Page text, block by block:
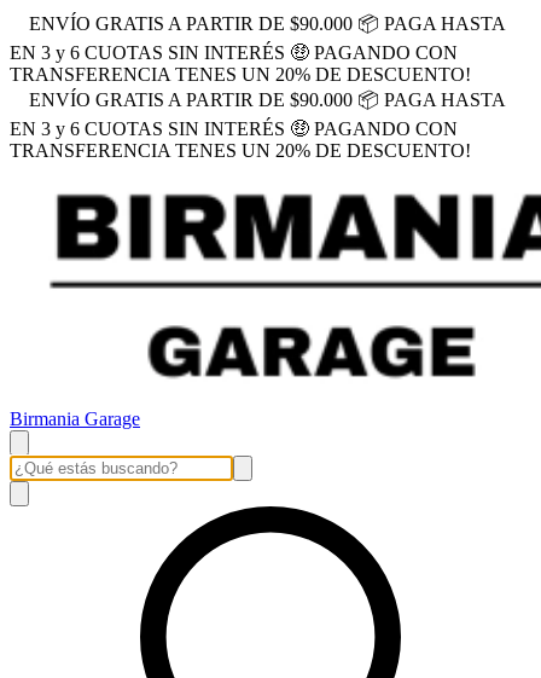
ENVÍO GRATIS A PARTIR DE $90.000 📦 PAGA HASTA
EN 3 y 6 CUOTAS SIN INTERÉS 🤑 PAGANDO CON
TRANSFERENCIA TENES UN 20% DE DESCUENTO!
ENVÍO GRATIS A PARTIR DE $90.000 📦 PAGA HASTA
EN 3 y 6 CUOTAS SIN INTERÉS 🤑 PAGANDO CON
TRANSFERENCIA TENES UN 20% DE DESCUENTO!
Birmania Garage